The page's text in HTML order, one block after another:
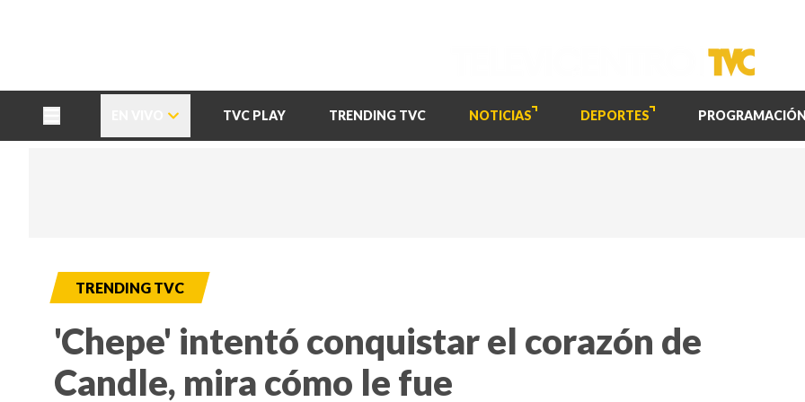
TVC PLAY TRENDING TVC NOTICIAS DEPORTES PROGRAMACIÓN
TRENDING TVC
'Chepe' intentó conquistar el corazón de
Candle, mira cómo le fue